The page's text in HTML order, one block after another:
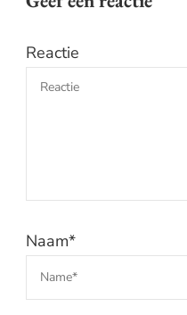
Reactie
Naam*